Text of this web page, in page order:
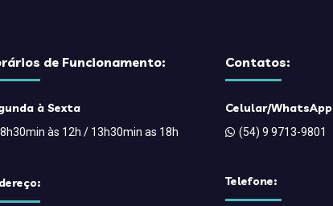
de Funcionamento:
à Sexta
8h30min às 12h / 13h30min as 18h
Contatos:
Celular/WhatsApp
(54) 9 9713-9801
Telefone: